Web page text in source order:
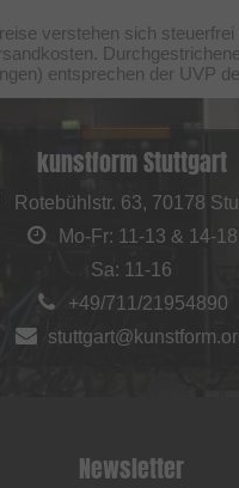
verstehen sich
entsprechen der UVP
kunstform Stuttgart
Rotebühlstr. 63, 70178
Mo-Fr: 11-13 & 14-18
Sa: 11-16
+49/711/21954890
Newsletter